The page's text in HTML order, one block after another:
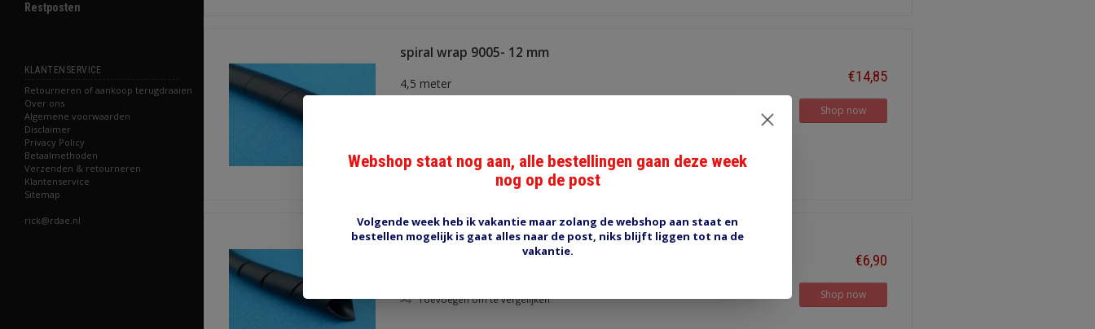
Restposten
KLANTENSERVICE
Retourneren of aankoop terugdraaien
Over ons
Algemene voorwaarden
Disclaimer
Privacy Policy
Betaalmethoden
Verzenden & retourneren
Klantenservice
Sitemap
rick@rdae.nl
spiral wrap 9005- 12 mm
4,5 meter €14,85
Shop now
spiral wrap 9004- 9 mm
Toevoegen om te vergelijken
€6,90
Shop now
Webshop staat nog aan, alle bestellingen gaan deze week
nog op de post
Volgende week heb ik vakantie maar zolang de webshop aan staat en
bestellen mogelijk is gaat alles naar de post, niks blijft liggen tot na de
vakantie.